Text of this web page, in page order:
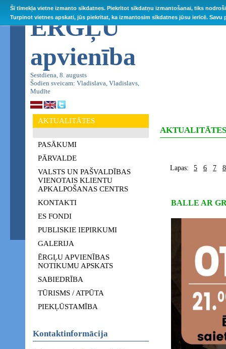
Šī tīmekļa vietne izmanto sīkdatnes. Piekrītot sīkdatņu izmantošanai, tiks
Turpinot vietnes apskati, jūs piekrītat, ka izmantosim sīkdatnes jūsu ierīcē.
ĒRGĻU
apvienība
Sestdiena, 8. augusts
Šodien sveicam: Vladislava, Vladislavs,
Mudīte
AKTUALITĀTES
PASĀKUMI
PĀRVALDE
VALSTS UN PAŠVALDĪBAS
VIENOTAIS KLIENTU
APKALPOŠANAS CENTRS
KONTAKTI
ES FONDI
PUBLISKIE IEPIRKUMI
GALERIJA
ĒRGĻU APVIENĪBAS
NOTIKUMU APSKATS
SABIEDRĪBA
TŪRISMS / ATPŪTA
PIEKĻŪSTAMĪBA
Kontaktinformācija
AKTUALITĀTES
Lapas: 5 6 7 8
BALLE AR